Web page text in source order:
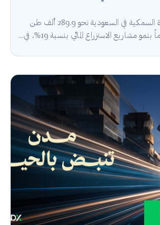
سجل إنتاج الثروة السمكية في السعودية نحو 289.9 ألف طن